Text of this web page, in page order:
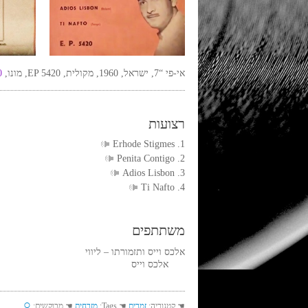
אי-פי “7, ישראל, 1960, מקולית, EP 5420, מונו,
רצועות
1. Erhode Stigmes
2. Penita Contigo
3. Adios Lisbon
4. Ti Nafto
משתתפים
אלכס וייס ותזמורתו – ליווי
אלכס וייס
☚ קטגוריה: זמרים ☚ Tags: מזרחית ☚ מבוקשים: ○